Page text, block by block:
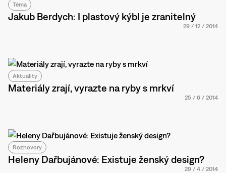
Téma
Jakub Berdych: I plastový kýbl je zranitelný
29 / 12 / 2014
Aktuality
Materiály zrají, vyrazte na ryby s mrkví
25 / 6 / 2014
Rozhovory
Heleny Dařbujánové: Existuje ženský design?
29 / 4 / 2014